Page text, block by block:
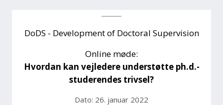
DoDS - Development of Doctoral Supervision
Online møde:
Hvordan kan vejledere understøtte ph.d.-
studerendes trivsel?
Dato: 26. januar 2022